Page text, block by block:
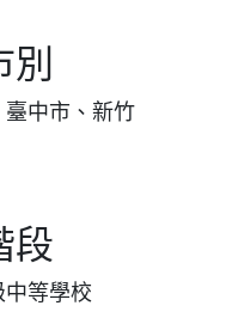
中市、新竹
段
中等學校